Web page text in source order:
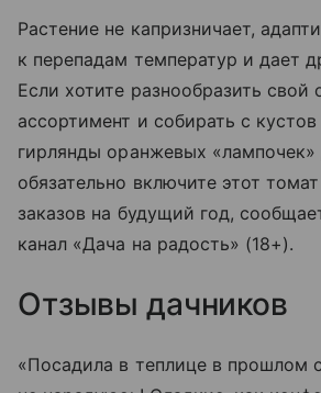
Растение не капризничает,
к перепадам температур и дает
Если хотите разнообразить свой
ассортимент и собирать с
гирлянды оранжевых
обязательно включите этот
заказов на будущий год,
канал «Дача на радость» (18+).
Отзывы дачников
«Посадила в теплице в прошлом